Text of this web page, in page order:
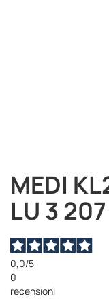
MEDI
LU 3 207
0,0/5
0
recensioni
Vai
all'inizio
della
galleria
immagini